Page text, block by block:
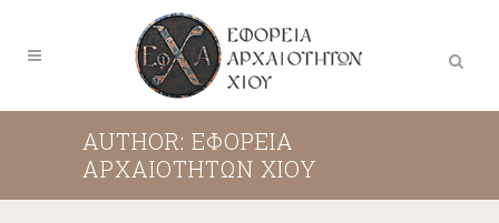
AUTHOR: ΕΦΟΡΕΊΑ
ΑΡΧΑΙΟΤΉΤΩΝ ΧΊΟΥ